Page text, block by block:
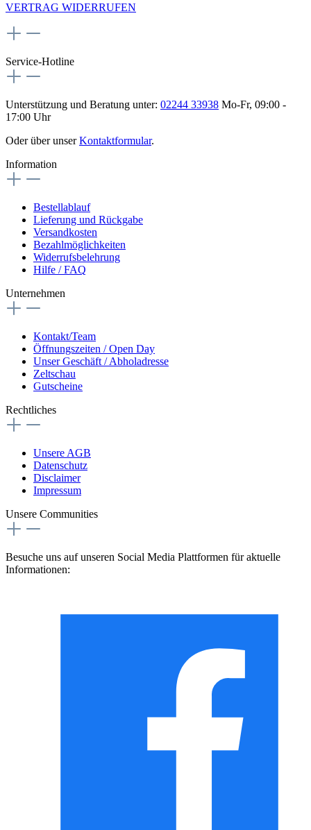
VERTRAG WIDERRUFEN
Service-Hotline
Unterstützung und Beratung unter: 02244 33938 Mo-Fr, 09:00 -
17:00 Uhr
Oder über unserKontaktformular.
Information
Bestellablauf
Lieferung und Rückgabe
Versandkosten
Bezahlmöglichkeiten
Widerrufsbelehrung
Hilfe / FAQ
Unternehmen
Kontakt/Team
Öffnungszeiten / Open Day
Unser Geschäft / Abholadresse
Zeltschau
Gutscheine
Rechtliches
Unsere AGB
Datenschutz
Disclaimer
Impressum
Unsere Communities
Besuche uns auf unseren Social Media Plattformen für aktuelle
Informationen: